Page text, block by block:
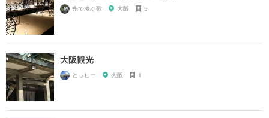
糸で凌ぐ歌 大阪 5
大阪観光
とっしー 大阪 1